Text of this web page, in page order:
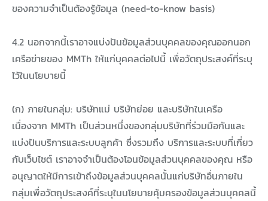
ของความจำเป็นต้องรู้ข้อมูล (need-to-know basis)
4.2 นอกจากนี้เราอาจแบ่งปันข้อมูลส่วนบุคคลของคุณออกนอก
เครือข่ายของ MMTh ให้แก่บุคคลต่อไปนี้ เพื่อวัตถุประสงค์ที่ระบุ
ไว้ในนโยบายนี้
(ก) ภายในกลุ่ม: บริษัทแม่ บริษัทย่อย และบริษัทในเครือ
เนื่องจาก MMTh เป็นส่วนหนึ่งของกลุ่มบริษัทที่ร่วมมือกันและ
แบ่งปันบริการและระบบลูกค้า ซึ่งรวมถึง บริการและระบบที่เกี่ยว
กับเว็บไซต์ เราอาจจำเป็นต้องโอนข้อมูลส่วนบุคคลของคุณ หรือ
อนุญาตให้มีการเข้าถึงข้อมูลส่วนบุคคลนั้นแก่บริษัทอื่นภายใน
กลุ่มเพื่อวัตถุประสงค์ที่ระบุในนโยบายคุ้มครองข้อมูลส่วนบุคคลนี้